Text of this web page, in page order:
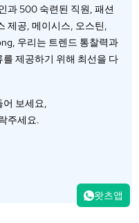
과 500 숙련된 직원, 패션
제공, 메이시스, 오스틴,
우리는 트렌드 통찰력과
제공하기 위해 최선을 다
어 보세요,
주세요.
왓츠앱